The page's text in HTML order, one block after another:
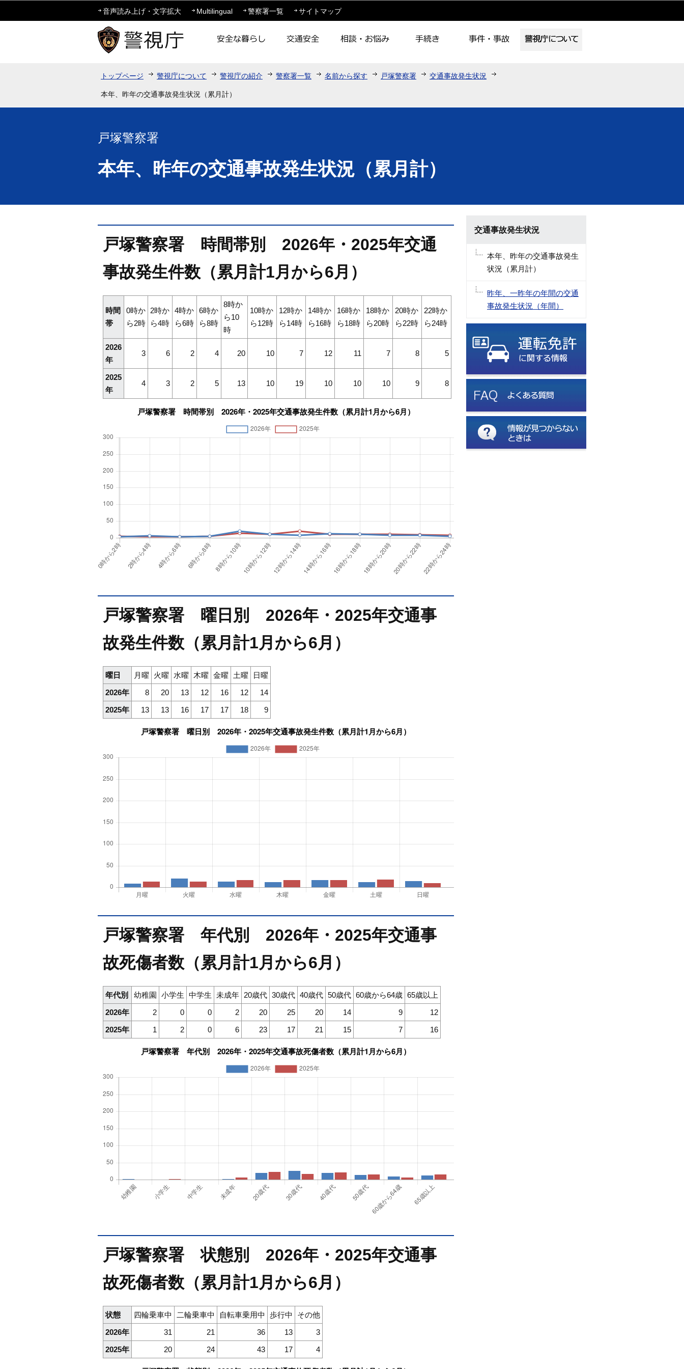
このページの本文へ移動
音声読み上げ・文字拡大 Multilingual 警察署一覧 サイトマップ
トップページ 警視庁について 警視庁の紹介 警察署一覧 名前から探す 戸塚警察署 交通事故発生状況
本年、昨年の交通事故発生状況（累月計）
戸塚警察署
本年、昨年の交通事故発生状況（累月計）
戸塚警察署 時間帯別 2026年・2025年交通
事故発生件数（累月計1月から6月）
時間
帯
0時か
ら2時
2時か
ら4時
4時か
ら6時
6時か
ら8時
8時か
ら10
時
10時か
ら12時
12時か
ら14時
14時か
ら16時
16時か
ら18時
18時か
ら20時
20時か
ら22時
22時か
ら24時
2026
年
3 6 2 4 20 10 7 12 11 7 8 5
2025
年
4 3 2 5 13 10 19 10 10 10 9 8
戸塚警察署 曜日別 2026年・2025年交通事
故発生件数（累月計1月から6月）
曜日 月曜 火曜 水曜 木曜 金曜 土曜
日曜
2026年
8 20 13 12 16 12
14
2025年
13 13 16 17 17 18 9
戸塚警察署 年代別 2026年・2025年交通事
故死傷者数（累月計1月から6月）
年代別 幼稚園 小学生 中学生 未成年 20歳代 30歳代 40歳代 50歳代 60歳から64歳 65歳以上
2026年
2 0 0 2 20 25 20 14 9
12
2025年
1 2 0 6 23 17 21 15 7 16
戸塚警察署 状態別 2026年・2025年交通事
故死傷者数（累月計1月から6月）
状態 四輪乗車中 二輪乗車中 自転車乗用中 歩行中
その他
2026年
31 21 36 13
3
2025年
20 24 43 17 4
交通事故発生状況
本年、昨年の交通事故発生
状況（累月計）
昨年、一昨年の年間の交通
事故発生状況（年間）